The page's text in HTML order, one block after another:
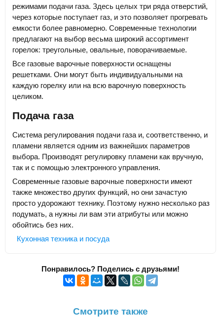
режимами подачи газа. Здесь целых три ряда отверстий,
через которые поступает газ, и это позволяет прогревать
емкости более равномерно. Современные технологии
предлагают на выбор весьма широкий ассортимент
горелок: треугольные, овальные, поворачиваемые.
Все газовые варочные поверхности оснащены
решетками. Они могут быть индивидуальными на
каждую горелку или на всю варочную поверхность
целиком.
Подача газа
Система регулирования подачи газа и, соответственно, и
пламени является одним из важнейших параметров
выбора. Производят регулировку пламени как вручную,
так и с помощью электронного управления.
Современные газовые варочные поверхности имеют
также множество других функций, но они зачастую
просто удорожают технику. Поэтому нужно несколько раз
подумать, а нужны ли вам эти атрибуты или можно
обойтись без них.
Кухонная техника и посуда
Понравилось? Поделись с друзьями!
Смотрите также